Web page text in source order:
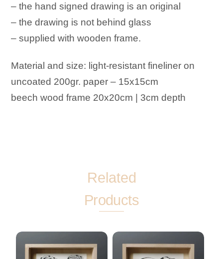
– the hand signed drawing is an original
– the drawing is not behind glass
– supplied with wooden frame.
Material and size: light-resistant fineliner on
uncoated 200gr. paper – 15x15cm
beech wood frame 20x20cm | 3cm depth
Related
Products